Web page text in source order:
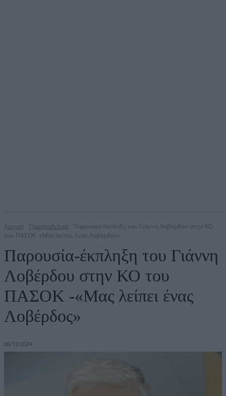
Αρχική Παραπολιτικά
Παρουσία-έκπληξη του Γιάννη Λοβέρδου στην ΚΟ
του ΠΑΣΟΚ -«Μας λείπει ένας Λοβέρδος»
Παρουσία-έκπληξη του Γιάννη
Λοβέρδου στην ΚΟ του
ΠΑΣΟΚ -«Μας λείπει ένας
Λοβέρδος»
06/12/2024